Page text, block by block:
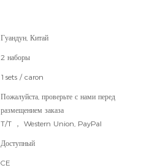
Гуандун, Китай
2 наборы
1sets / caron
Пожалуйста, проверьте с нами перед
размещением заказа
T/T ， Western Union, PayPal
Доступный
CE